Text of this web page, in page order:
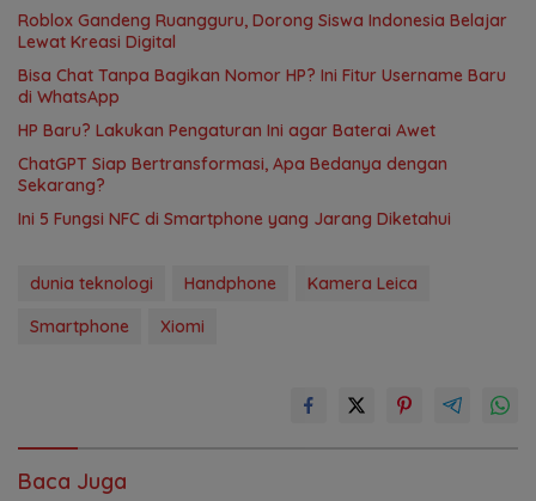
Roblox Gandeng Ruangguru, Dorong Siswa Indonesia Belajar
Lewat Kreasi Digital
Bisa Chat Tanpa Bagikan Nomor HP? Ini Fitur Username Baru
di WhatsApp
HP Baru? Lakukan Pengaturan Ini agar Baterai Awet
ChatGPT Siap Bertransformasi, Apa Bedanya dengan
Sekarang?
Ini 5 Fungsi NFC di Smartphone yang Jarang Diketahui
dunia teknologi Handphone
Kamera Leica
Smartphone
Xiomi
Baca Juga